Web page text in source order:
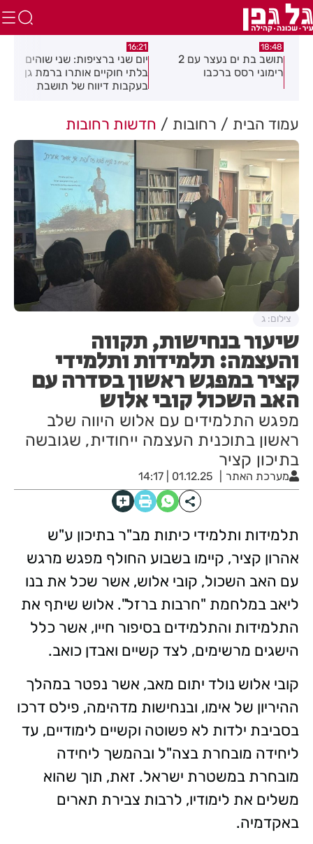
18:48
תושב בת ים נעצר עם 2
רימוני רסס ברכבו
16:21
יום שני ברציפות: שני שוהים
בלתי חוקיים אותרו ברמת גן
בעקבות דיווח של תושבת
עמוד הבית רחובות חדשות רחובות
שיעור בנחישות, תקווה
והעצמה: תלמידות ותלמידי
קציר במפגש ראשון בסדרה עם
האב השכול קובי אלוש
מפגש התלמידים עם אלוש היווה שלב
ראשון בתוכנית העצמה ייחודית, שגובשה
בתיכון קציר
מערכת האתר 01.12.25 | 14:17
צילום: ג
תלמידות ותלמידי כיתות מב"ר בתיכון ע"ש
אהרון קציר, קיימו בשבוע החולף מפגש מרגש
עם האב השכול, קובי אלוש, אשר שכל את בנו
ליאב במלחמת "חרבות ברזל". אלוש שיתף את
התלמידות והתלמידים בסיפור חייו, אשר כלל
הישגים מרשימים, לצד קשיים ואבדן כואב.
קובי אלוש נולד יתום מאב, אשר נפטר במהלך
ההיריון של אימו, ובנחישות מדהימה, פילס דרכו
בסביבת ילדות לא פשוטה וקשיים לימודיים, עד
ליחידה מובחרת בצה"ל ובהמשך ליחידה
מובחרת במשטרת ישראל. זאת, תוך שהוא
משלים את לימודיו, לרבות צבירת תארים
באקדמיה.